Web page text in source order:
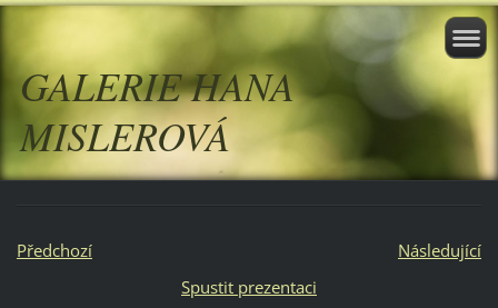
GALERIE HANA
MISLEROVÁ
Předchozí
Následující
Spustit prezentaci